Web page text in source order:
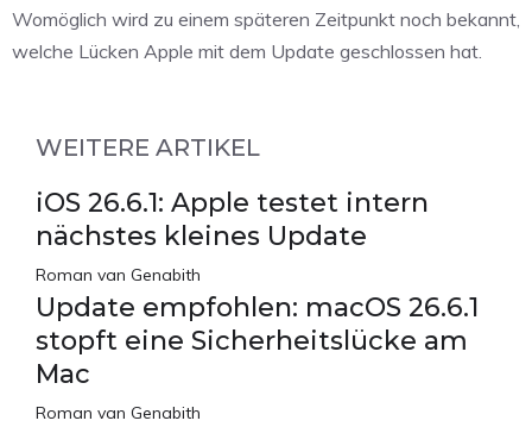
Womöglich wird zu einem späteren Zeitpunkt noch bekannt,
welche Lücken Apple mit dem Update geschlossen hat.
WEITERE ARTIKEL
iOS 26.6.1: Apple testet intern
nächstes kleines Update
Roman van Genabith
Update empfohlen: macOS 26.6.1
stopft eine Sicherheitslücke am
Mac
Roman van Genabith